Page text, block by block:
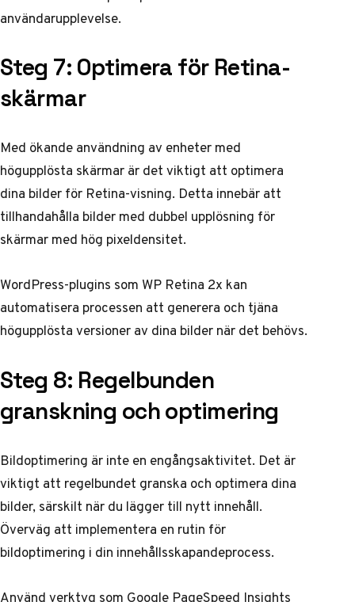
användarupplevelse.
Steg 7: Optimera för Retina-
skärmar
Med ökande användning av enheter med
högupplösta skärmar är det viktigt att optimera
dina bilder för Retina-visning. Detta innebär att
tillhandahålla bilder med dubbel upplösning för
skärmar med hög pixeldensitet.
WordPress-plugins som WP Retina 2x kan
automatisera processen att generera och tjäna
högupplösta versioner av dina bilder när det behövs.
Steg 8: Regelbunden
granskning och optimering
Bildoptimering är inte en engångsaktivitet. Det är
viktigt att regelbundet granska och optimera dina
bilder, särskilt när du lägger till nytt innehåll.
Överväg att implementera en rutin för
bildoptimering i din innehållsskapandeprocess.
Använd verktyg som Google PageSpeed Insights